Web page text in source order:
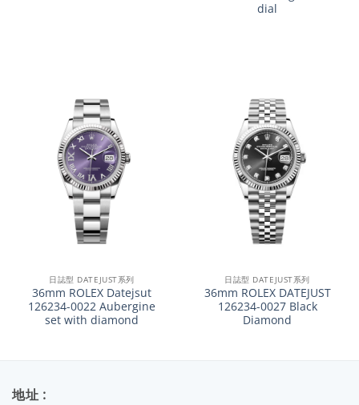
dial
日誌型 DATEJUST系列
36mm ROLEX Datejsut
126234-0022 Aubergine
set with diamond
日誌型 DATEJUST系列
36mm ROLEX DATEJUST
126234-0027 Black
Diamond
地址 :